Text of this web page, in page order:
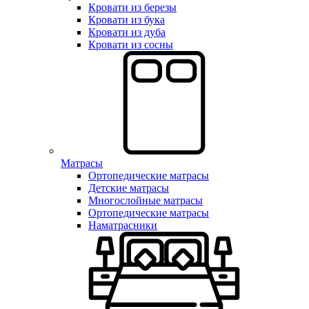
Кровати из березы
Кровати из бука
Кровати из дуба
Кровати из сосны
Матрасы
Ортопедические матрасы
Детские матрасы
Многослойные матрасы
Ортопедические матрасы
Наматрасники